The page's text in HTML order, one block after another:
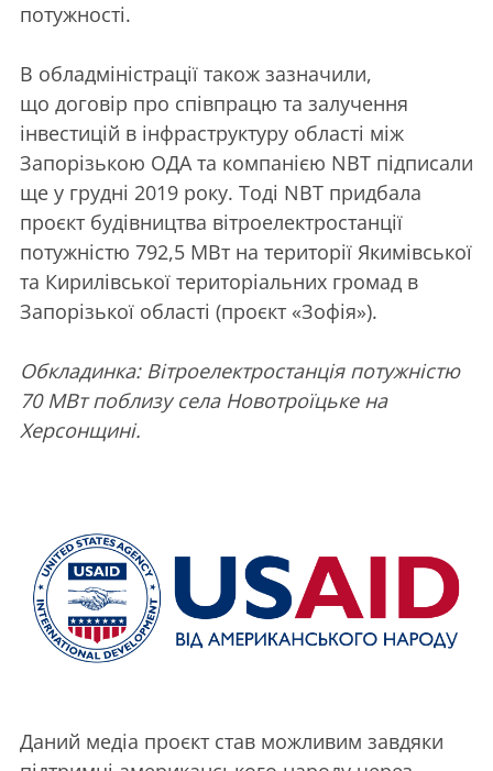
потужності.
В обладміністрації також зазначили,
що договір про співпрацю та залучення
інвестицій в інфраструктуру області між
Запорізькою ОДА та компанією NBT підписали
ще у грудні 2019 року. Тоді NBT придбала
проєкт будівництва вітроелектростанції
потужністю 792,5 МВт на території Якимівської
та Кирилівської територіальних громад в
Запорізької області (проєкт «Зофія»).
Обкладинка: Вітроелектростанція потужністю
70 МВт поблизу села Новотроїцьке на
Херсонщині.
Даний медіа проєкт став можливим завдяки